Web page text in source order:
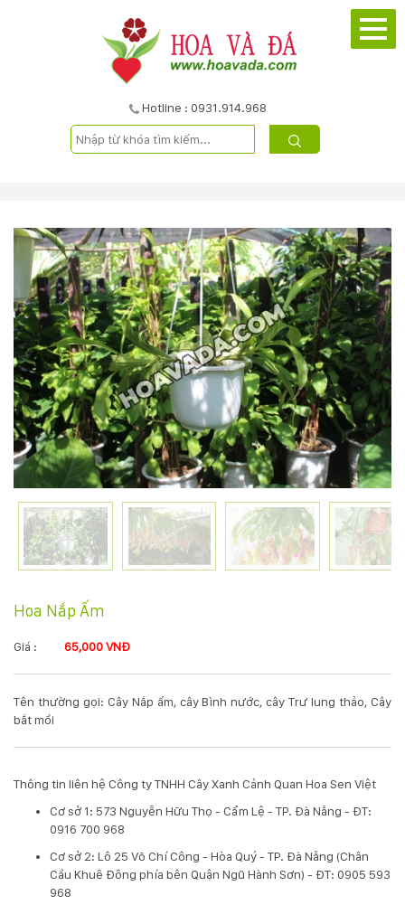
Hotline : 0931.914.968
SẢN
PHẨM
DỊCH
VỤ
KỸ
THUẬT
TRỒNG
CÂY
LIÊN
HỆ
Hotline
0931.914.968
Hoa Nắp Ấm
Giá : 65,000 VNĐ
Tên thường gọi: Cây Nắp ấm, cây Bình nước, cây Trư lung thảo, Cây
bắt mồi
Thông tin liên hệ Công ty TNHH Cây Xanh Cảnh Quan Hoa Sen Việt
Cơ sở 1: 573 Nguyễn Hữu Thọ - Cẩm Lệ - TP. Đà Nẵng - ĐT:
0916 700 968
Cơ sở 2: Lô 25 Võ Chí Công - Hòa Quý - TP. Đà Nẵng (Chân
Cầu Khuê Đông phía bên Quận Ngũ Hành Sơn) - ĐT: 0905 593
968